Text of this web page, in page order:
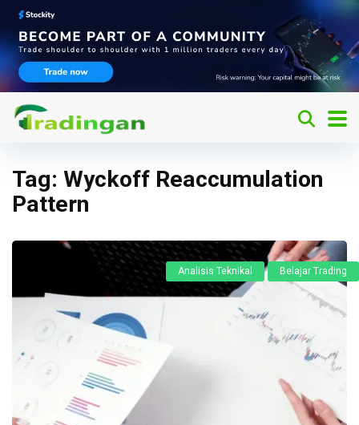
Tag: Wyckoff Reaccumulation
Pattern
Analisis Teknikal Belajar Trading